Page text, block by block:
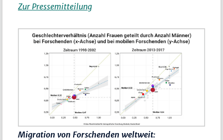
Zur Pressemitteilung
Migration von Forschenden weltweit: